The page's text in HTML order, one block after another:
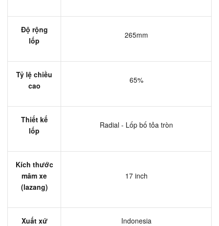
Độ rộng
lốp
265mm
Tỷ lệ chiều
cao
65%
Thiết kế
lốp
Radial - Lốp bố tỏa tròn
Kích thước
mâm xe
(lazang)
17 inch
Xuất xứ Indonesia